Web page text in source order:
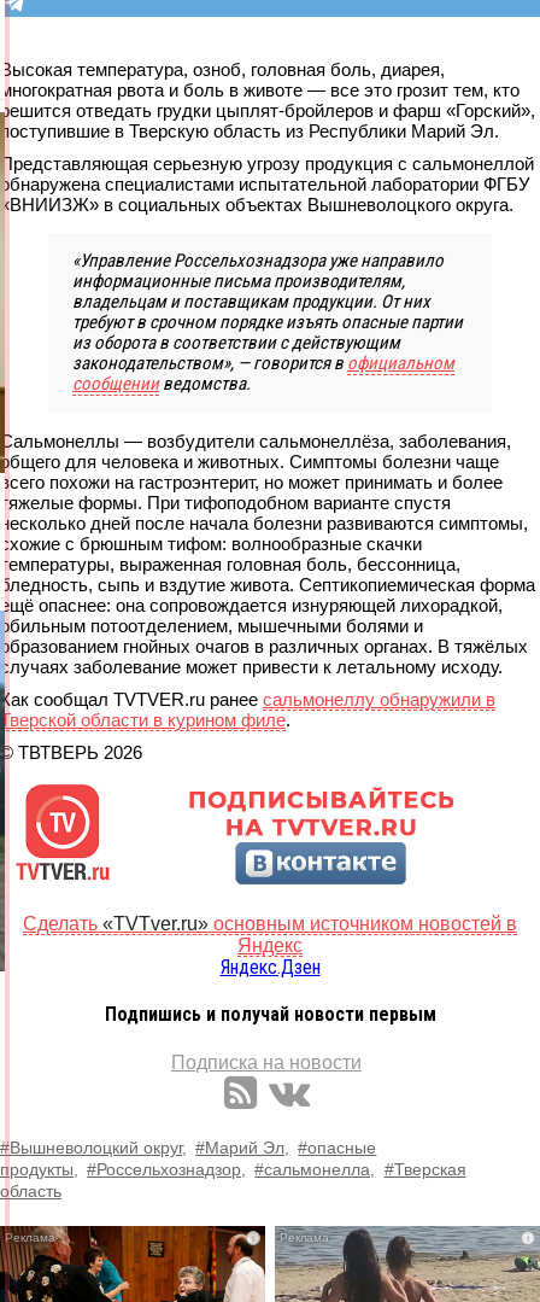
Высокая температура, озноб, головная боль, диарея,
многократная рвота и боль в животе — все это грозит тем, кто
решится отведать грудки цыплят-бройлеров и фарш «Горский»,
поступившие в Тверскую область из Республики Марий Эл.
Представляющая серьезную угрозу продукция с сальмонеллой
обнаружена специалистами испытательной лаборатории ФГБУ
«ВНИИЗЖ» в социальных объектах Вышневолоцкого округа.
«Управление Россельхознадзора уже направило
информационные письма производителям,
владельцам и поставщикам продукции. От них
требуют в срочном порядке изъять опасные партии
из оборота в соответствии с действующим
законодательством», — говорится в официальном
сообщенииведомства.
Сальмонеллы — возбудители сальмонеллёза, заболевания,
общего для человека и животных. Симптомы болезни чаще
всего похожи на гастроэнтерит, но может принимать и более
тяжелые формы. При тифоподобном варианте спустя
несколько дней после начала болезни развиваются симптомы,
схожие с брюшным тифом: волнообразные скачки
температуры, выраженная головная боль, бессонница,
бледность, сыпь и вздутие живота. Септикопиемическая форма
ещё опаснее: она сопровождается изнуряющей лихорадкой,
обильным потоотделением, мышечными болями и
образованием гнойных очагов в различных органах. В тяжёлых
случаях заболевание может привести к летальному исходу.
Как сообщал TVTVER.ru ранее сальмонеллу обнаружили в
Тверской области в курином филе.
© ТВТВЕРЬ 2026
Сделать «TVTver.ru» основным источником новостей в
Яндекс
Яндекс.Дзен
Подпишись и получай новости первым
Подписка на новости
#Вышневолоцкий округ, #Марий Эл,
#опасные
продукты,
#Россельхознадзор, #сальмонелла,
#Тверская
область
i i